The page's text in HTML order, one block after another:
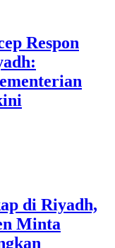
Respon
di Riyadh,
Minta